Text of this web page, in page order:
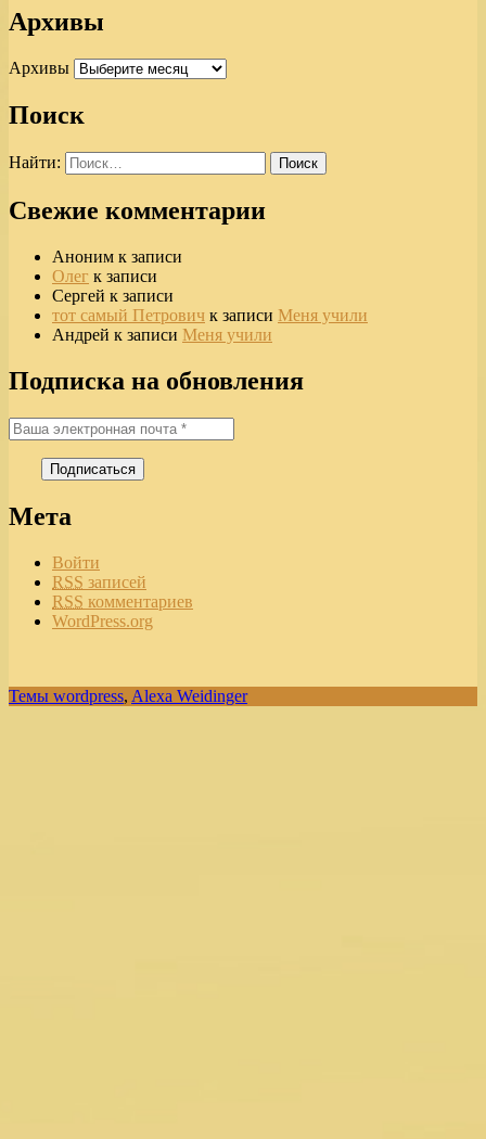
Архивы
Архивы
Поиск
Найти:
Свежие комментарии
Аноним к записи
Олег к записи
Сергей к записи
тот самый Петрович к записи Меня учили
Андрей к записи Меня учили
Подписка на обновления
Мета
Войти
RSS записей
RSS комментариев
WordPress.org
Темы wordpress, Alexa Weidinger